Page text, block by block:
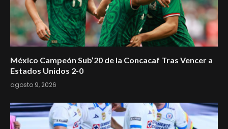
México Campeón Sub’20 de la Concacaf Tras Vencer a
Estados Unidos 2-0
agosto 9, 2026